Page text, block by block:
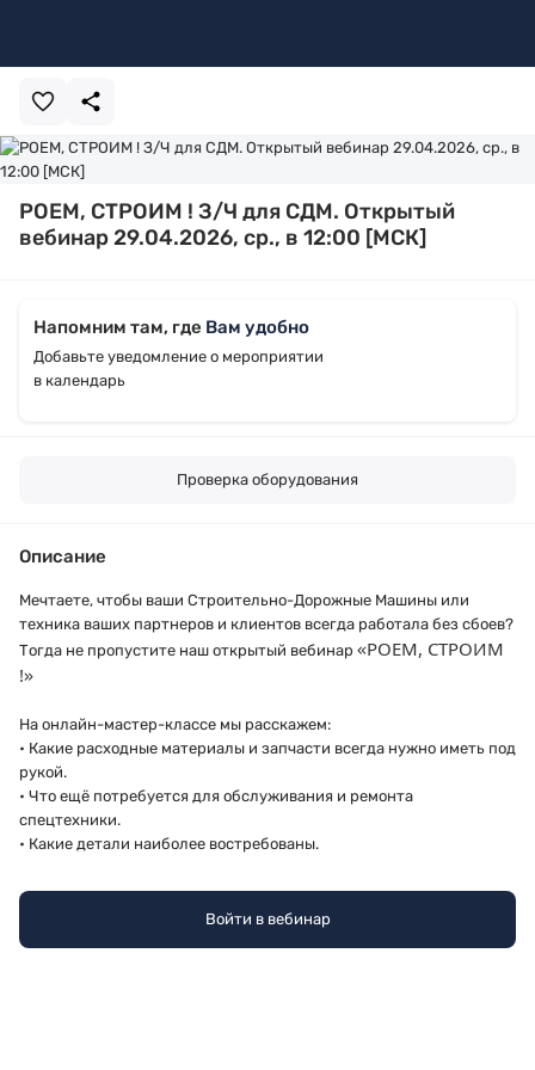
РОЕМ, СТРОИМ ! З/Ч для СДМ. Открытый
вебинар 29.04.2026, ср., в 12:00 [МСК]
Напомним там, где Вам удобно
Добавьте уведомление о мероприятии
в календарь
Проверка оборудования
Описание
Мечтаете, чтобы ваши Строительно-Дорожные Машины или
техника ваших партнеров и клиентов всегда работала без сбоев?
Тогда не пропустите наш открытый вебинар «РОЕМ, СТРОИМ
!»
На онлайн-мастер-классе мы расскажем:
• Какие расходные материалы и запчасти всегда нужно иметь под
рукой.
• Что ещё потребуется для обслуживания и ремонта
спецтехники.
• Какие детали наиболее востребованы.
На мероприятии выступят:
Главный спикер Сергей Клейменов — корпоративный тренер, а
также Павел Заварин — руководитель проекта «Запасные части
Войти в вебинар